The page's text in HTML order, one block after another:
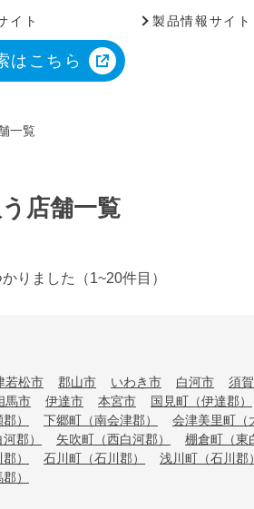
イト 製品情報サイト
はこちら
一覧
店舗一覧
りました （1~20件目）
若松市 郡山市 いわき市 白河市 須
馬市 伊達市 本宮市 国見町（伊達郡）
）
下郷町（南会津郡） 会津美里町（
郡）
矢吹町（西白河郡） 棚倉町（東
）
石川町（石川郡） 浅川町（石川郡）
）